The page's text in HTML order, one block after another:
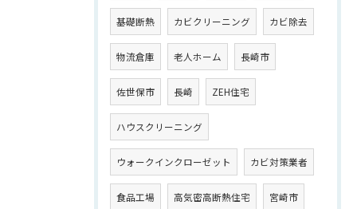
基礎断熱 カビクリーニング カビ除去
物流倉庫 老人ホーム 長崎市
佐世保市 長崎 ZEH住宅
ハウスクリーニング
ウォークインクローゼット カビ対策業者
食品工場 高気密高断熱住宅 宮崎市